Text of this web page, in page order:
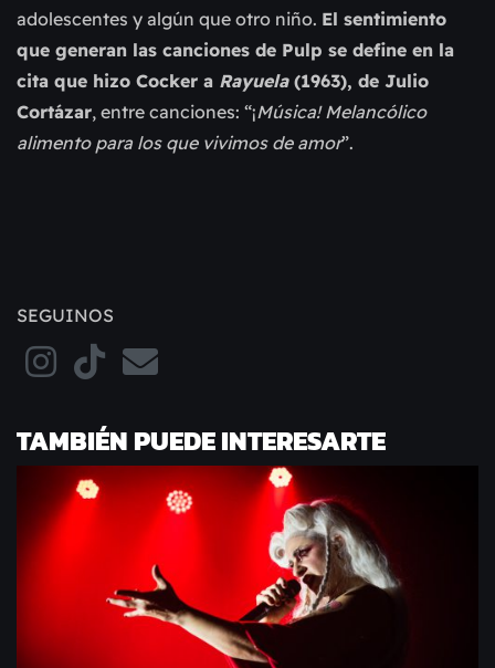
adolescentes y algún que otro niño. El sentimiento
que generan las canciones de Pulp se define en la
cita que hizo Cocker a Rayuela (1963), de Julio
Cortázar, entre canciones: “¡Música! Melancólico
alimento para los que vivimos de amor”.
SEGUINOS
TAMBIÉN PUEDE INTERESARTE